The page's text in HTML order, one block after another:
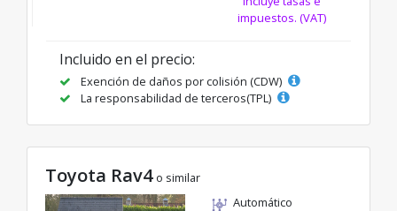
impuestos. (VAT)
Incluido en el precio:
Exención de daños por colisión (CDW)
La responsabilidad de terceros(TPL)
Toyota Rav4 o similar
Automático